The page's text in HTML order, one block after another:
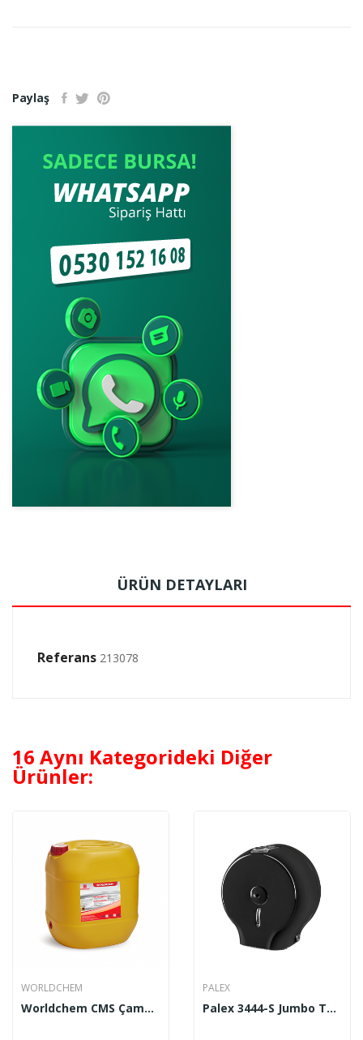
Paylaş
ÜRÜN DETAYLARI
Referans 213078
16 Aynı Kategorideki Diğer
Ürünler:
WORLDCHEM
Worldchem CMS Çamaşır Suyu 30 Kg
PALEX
Palex 3444-S Jumbo Tuvalet Kağıdı Dispenseri Siyah